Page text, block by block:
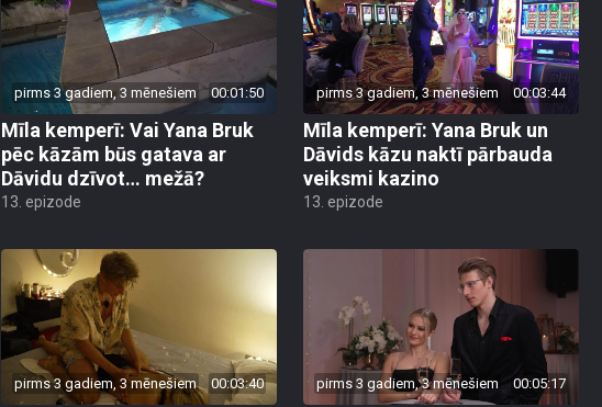
pirms 3 gadiem, 3 mēnešiem 00:01:50
Mīla kemperī: Vai Yana Bruk
pēc kāzām būs gatava ar
Dāvidu dzīvot… mežā?
13. epizode
pirms 3 gadiem, 3 mēnešiem 00:03:44
Mīla kemperī: Yana Bruk un
Dāvids kāzu naktī pārbauda
veiksmi kazino
13. epizode
pirms 3 gadiem, 3 mēnešiem 00:03:40 pirms 3 gadiem, 3 mēnešiem 00:05:17